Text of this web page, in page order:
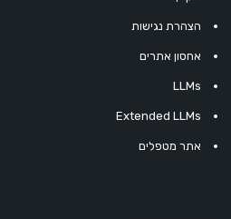
הצהרת נגישות
אחסון אתרים
LLMs
Extended LLMs
אתר מטפלים